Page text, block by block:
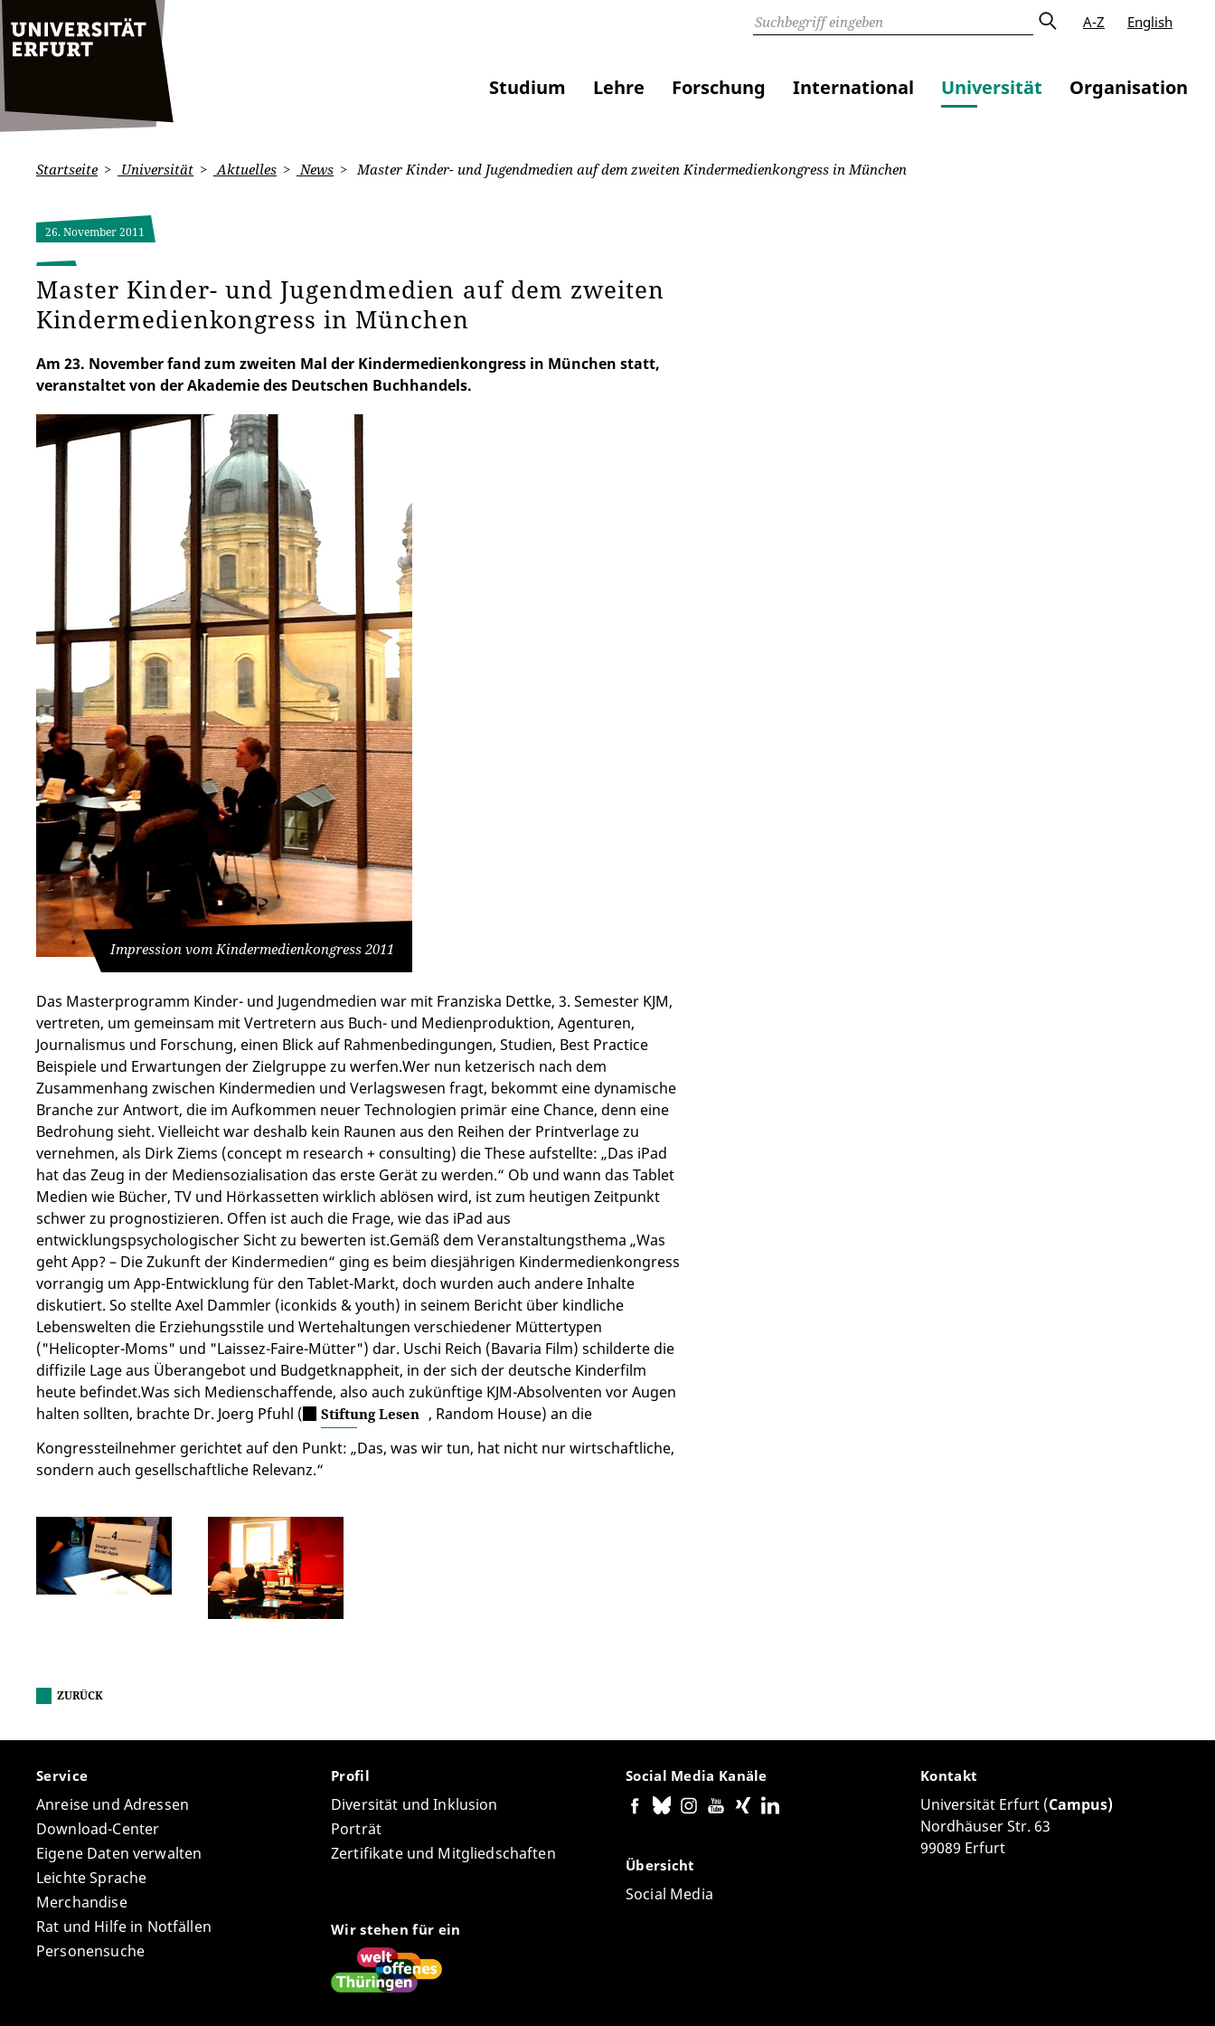
A-Z English
Studium Lehre Forschung International Universität Organisation
Startseite Universität Aktuelles News Master Kinder- und Jugendmedien auf dem zweiten Kindermedienkongress in München
26. November 2011
Master Kinder- und Jugendmedien auf dem zweiten
Kindermedienkongress in München
Am 23. November fand zum zweiten Mal der Kindermedienkongress in München statt,
veranstaltet von der Akademie des Deutschen Buchhandels.
Impression vom Kindermedienkongress 2011
Das Masterprogramm Kinder- und Jugendmedien war mit Franziska Dettke, 3. Semester KJM,
vertreten, um gemeinsam mit Vertretern aus Buch- und Medienproduktion, Agenturen,
Journalismus und Forschung, einen Blick auf Rahmenbedingungen, Studien, Best Practice
Beispiele und Erwartungen der Zielgruppe zu werfen.Wer nun ketzerisch nach dem
Zusammenhang zwischen Kindermedien und Verlagswesen fragt, bekommt eine dynamische
Branche zur Antwort, die im Aufkommen neuer Technologien primär eine Chance, denn eine
Bedrohung sieht. Vielleicht war deshalb kein Raunen aus den Reihen der Printverlage zu
vernehmen, als Dirk Ziems (concept m research + consulting) die These aufstellte: „Das iPad
hat das Zeug in der Mediensozialisation das erste Gerät zu werden.“ Ob und wann das Tablet
Medien wie Bücher, TV und Hörkassetten wirklich ablösen wird, ist zum heutigen Zeitpunkt
schwer zu prognostizieren. Offen ist auch die Frage, wie das iPad aus
entwicklungspsychologischer Sicht zu bewerten ist.Gemäß dem Veranstaltungsthema „Was
geht App? – Die Zukunft der Kindermedien“ ging es beim diesjährigen Kindermedienkongress
vorrangig um App-Entwicklung für den Tablet-Markt, doch wurden auch andere Inhalte
diskutiert. So stellte Axel Dammler (iconkids & youth) in seinem Bericht über kindliche
Lebenswelten die Erziehungsstile und Wertehaltungen verschiedener Müttertypen
("Helicopter-Moms" und "Laissez-Faire-Mütter") dar. Uschi Reich (Bavaria Film) schilderte die
diffizile Lage aus Überangebot und Budgetknappheit, in der sich der deutsche Kinderfilm
heute befindet.Was sich Medienschaffende, also auch zukünftige KJM-Absolventen vor Augen
halten sollten, brachte Dr. Joerg Pfuhl (
Stiftung Lesen , Random House) an die
Kongressteilnehmer gerichtet auf den Punkt: „Das, was wir tun, hat nicht nur wirtschaftliche,
sondern auch gesellschaftliche Relevanz.“
ZURÜCK
Service
Anreise und Adressen
Download-Center
Eigene Daten verwalten
Leichte Sprache
Merchandise
Rat und Hilfe in Notfällen
Personensuche
Profil
Diversität und Inklusion
Porträt
Zertifikate und Mitgliedschaften
Wir stehen für ein
Social Media Kanäle
Übersicht
Social Media
Kontakt
Universität Erfurt (Campus)
Nordhäuser Str. 63
99089 Erfurt